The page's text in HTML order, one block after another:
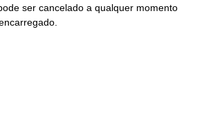
ser cancelado a qualquer momento
.